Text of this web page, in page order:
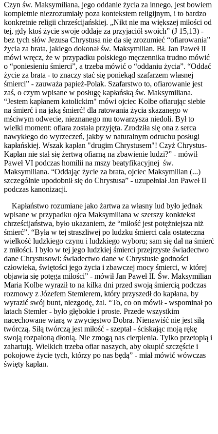
Czyn św. Maksymiliana, jego oddanie życia za innego, jest bowiem
kompletnie niezrozumiały poza kontekstem religijnym, i to bardzo
konkretnie religii chrześcijańskiej. „Nikt nie ma większej miłości od
tej, gdy ktoś życie swoje oddaje za przyjaciół swoich” (J 15,13) -
bez tych słów Jezusa Chrystusa nie da się zrozumieć “ofiarowania”
życia za brata, jakiego dokonał św. Maksymilian. Bł. Jan Paweł II
mówi wręcz, że w przypadku polskiego męczennika trudno mówić
o “poniesieniu śmierci”, a trzeba mówić o “oddaniu życia”. “Oddać
życie za brata - to znaczy stać się poniekąd szafarzem własnej
śmierci” - zauważa papież-Polak. Szafarstwo to, ofiarowanie jest
zaś, o czym wpisane w posługę kapłańską św. Maksymiliana.
“Jestem kapłanem katolickim" mówi ojciec Kolbe ofiarując siebie
na śmierć i na jaką śmierć! dla ratowania życia skazanego w
mściwym odwecie, nieznanego mu towarzysza niedoli. Był to
wielki moment: ofiara została przyjęta. Zrodziła się ona z serca
nawykłego do wyrzeczeń, jakby w naturalnym odruchu posługi
kapłańskiej. Wszak kapłan "drugim Chrystusem"! Czyż Chrystus-
Kapłan nie stał się żertwą ofiarną na zbawienie ludzi?” - mówił
Paweł VI podczas homilii na mszy beatyfikacyjnej św.
Maksymiliana. “Oddając życie za brata, ojciec Maksymilian (...)
szczególnie upodobnił się do Chrystusa” - uzupełniał Jan Paweł II
podczas kanonizacji.
Kapłaństwo rozumiane jako żartwa za własny lud było jednak
wpisane w przypadku ojca Maksymiliana w szerszy konktekst
chrześcijaństwa, było ukazaniem, że “miłość jest potężniejsza niż
śmierć”. “Była w tej straszliwej po ludzku śmierci cała ostateczna
wielkość ludzkiego czynu i ludzkiego wyboru; sam się dał na śmierć
z miłości. I było w tej jego ludzkiej śmierci przejrzyste świadectwo
dane Chrystusowi: świadectwo dane w Chrystusie godności
człowieka, świętości jego życia i zbawczej mocy śmierci, w której
objawia się potęga miłości” - mówił Jan Paweł II. Św. Maksymilian
Maria Kolbe wyraził to na kilka dni przed swoją śmiercią podczas
rozmowy z Józefem Stemlerem, który przyszedł do kapłana, by
wyrazić swój bunt, niezgodę, żal. “To, co on mówił - wspominał po
latach Stemler - było głębokie i proste. Przede wszystkim
nacechowane wiarą w zwycięstwo Dobra. Nienawiść nie jest siłą
twórczą. Siłą twórczą jest miłość - szeptał - ściskając moją rękę
swoją rozpaloną dłonią. Nie zmogą nas cierpienia. Tylko przetopią i
zahartują. Wielkich trzeba ofiar naszych, aby okupić szczęście i
pokojowe życie tych, którzy po nas będą” - miał mówić wówczas
święty kapłan.